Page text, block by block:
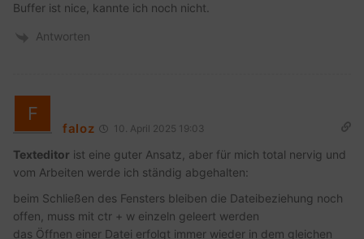
Buffer ist nice, kannte ich noch nicht.
Antworten
faloz 10. April 2025 19:03
Texteditor ist eine guter Ansatz, aber für mich total nervig und
vom Arbeiten werde ich ständig abgehalten:
beim Schließen des Fensters bleiben die Dateibeziehung noch
offen, muss mit ctr + w einzeln geleert werden
das Öffnen einer Datei erfolgt immer wieder in dem gleichen